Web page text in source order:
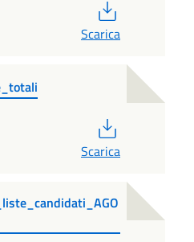
Scarica
Scarica